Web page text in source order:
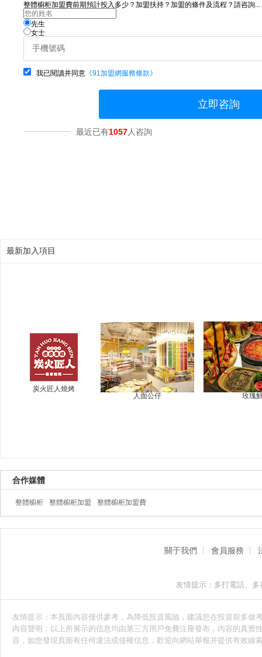
整體櫥柜加盟費前期預計投入多少？加盟扶持？加盟的條件及流程？請咨詢...
先生
女士
我已閱讀并同意 《91加盟網服務條款》
立即咨詢
最近已有1057人咨詢
最新加入項目
炭火匠人燒烤
人面公仔
玫瑰
合作媒體
整體櫥柜 整體櫥柜加盟 整體櫥柜加盟費
關于我們 會員服務
友情提示：多打電話、
友情提示：本頁面內容僅供參考，為降低投資風險，建議您在投資前多
內容聲明：以上所展示的信息均由第三方用戶免費注冊發布，內容的真
容，如您發現頁面有任何違法或侵權信息，歡迎向網站舉報并提供有效線